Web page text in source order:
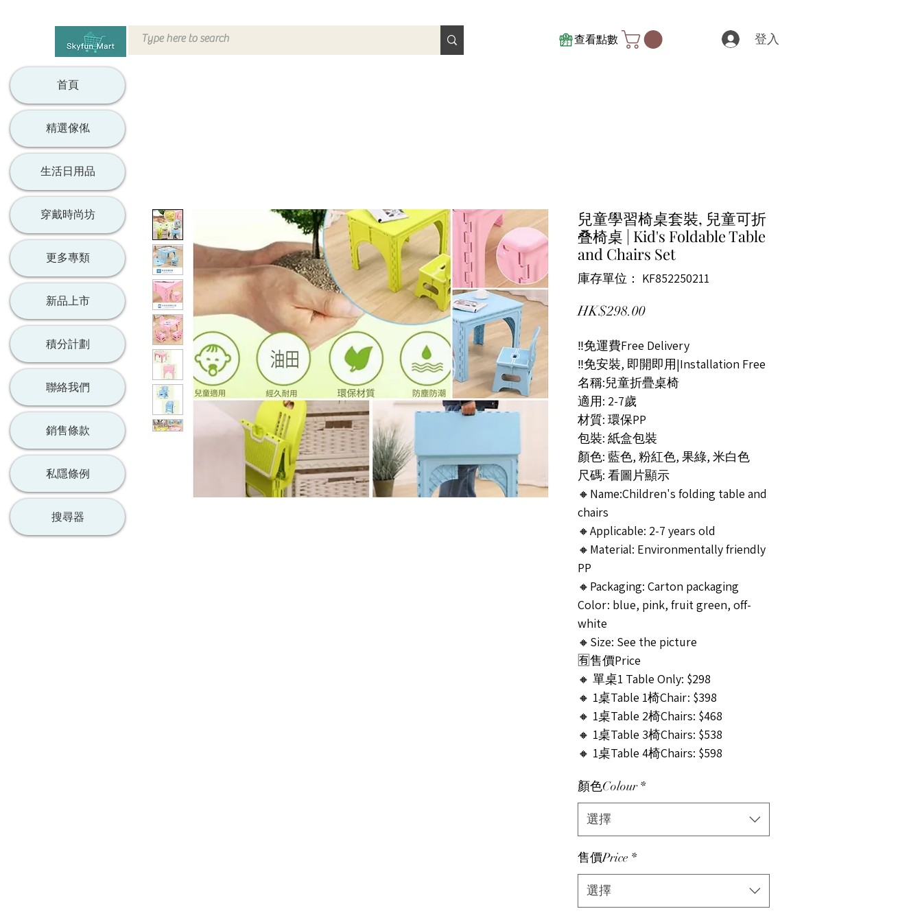
查看點數 登入
兒童學習椅桌套裝, 兒童可折
叠椅桌 | Kid's Foldable Table
and Chairs Set
庫存單位： KF852250211
HK$298.00價格
‼️免運費Free Delivery
‼️免安裝, 即開即用|Installation Free
名稱:兒童折疊桌椅
適用: 2-7歲
材質: 環保PP
包裝: 紙盒包裝
顏色: 藍色, 粉紅色, 果綠, 米白色
尺碼: 看圖片顯示
🔸Name:Children's folding table and
chairs
🔸Applicable: 2-7 years old
🔸Material: Environmentally friendly
PP
🔸Packaging: Carton packaging
Color: blue, pink, fruit green, off-
white
🔸Size: See the picture
🈶售價Price
🔸 單桌1 Table Only: $298
🔸 1桌Table 1椅Chair: $398
🔸 1桌Table 2椅Chairs: $468
🔸 1桌Table 3椅Chairs: $538
🔸 1桌Table 4椅Chairs: $598
顏色Colour *
選擇
售價Price *
選擇
首頁
精選傢俬
生活日用品
穿戴時尚坊
更多專類
新品上市
積分計劃
聯絡我們
銷售條款
私隱條例
搜尋器